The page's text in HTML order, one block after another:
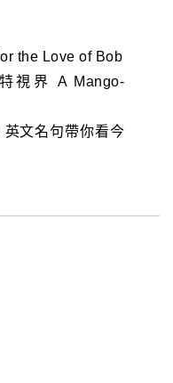
the Love of Bob
視界 A Mango-
文名句帶你看今